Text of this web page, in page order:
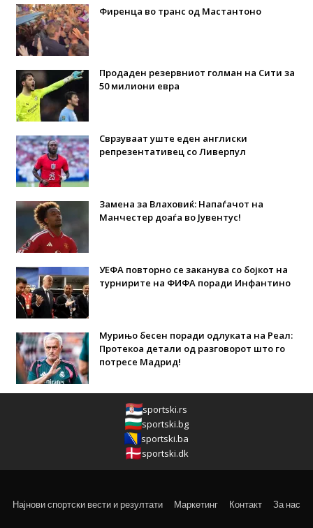
Фиренца во транс од Мастантоно
Продаден резервниот голман на Сити за
50 милиони евра
Сврзуваат уште еден англиски
репрезентативец со Ливерпул
Замена за Влаховиќ: Напаѓачот на
Манчестер доаѓа во Јувентус!
УЕФА повторно се заканува со бојкот на
турнирите на ФИФА поради Инфантино
Мурињо бесен поради одлуката на Реал:
Протекоа детали од разговорот што го
потресе Мадрид!
sportski.rs
sportski.bg
sportski.ba
sportski.dk
Најнови спортски вести и резултати Маркетинг Контакт За нас